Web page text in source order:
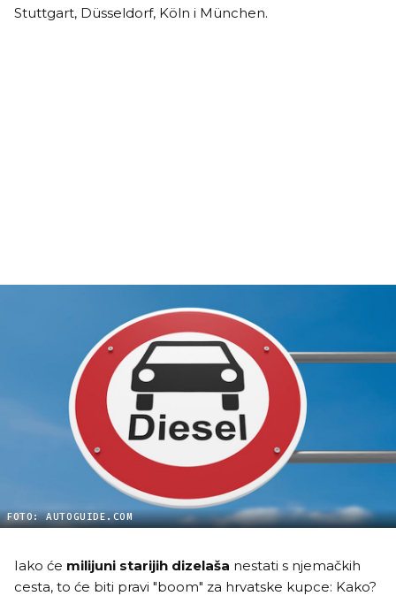
Stuttgart, Düsseldorf, Köln i München.
FOTO: AUTOGUIDE.COM
Iako će milijuni starijih dizelaša nestati s njemačkih
cesta, to će biti pravi "boom" za hrvatske kupce: Kako?